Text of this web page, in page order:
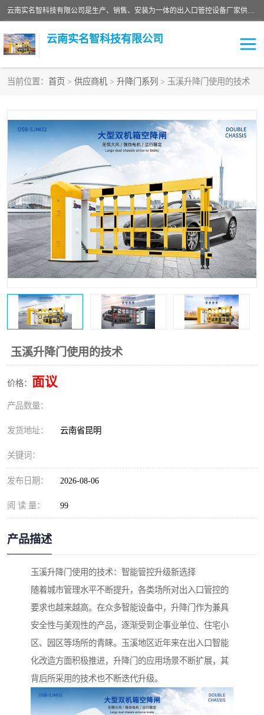
云南实名智科技有限公司是生产、销售、安装为一体的出入口管控设备厂家供应商。主营:电动伸缩门、道闸、广告道闸、重型空降闸、车牌识别、门禁通道、升降柱、岗亭、旗杆等智能设备。主营产品: 电动伸缩门,道闸门禁,车牌识别 生产、销售、安装为一体的出入口管控设备厂家源头供应商。
云南实名智科技有限公司
当前位置： 首页 > 供应商机 > 升降门系列 > 玉溪升降门使用的技术
玉溪升降门使用的技术
价格： 面议
产品数量：
发货地址： 云南省昆明
关键词：
发布日期： 2026-08-06
阅 读 量： 99
产品描述
玉溪升降门使用的技术：智能管控升级新选择
随着城市管理水平不断提升，各类场所对出入口管控的
要求也越来越高。在众多智能设备中，升降门作为兼具
安全性与美观性的产品，逐渐受到企事业单位、住宅小
区、园区等场所的青睐。玉溪地区近年来在出入口智能
化改造方面积极推进，升降门的应用场景不断扩展，其
背后所采用的技术也不断迭代升级。
广告道闸系列 普通道闸系列
升降门系列 通道闸系列
小门系列 伸缩门